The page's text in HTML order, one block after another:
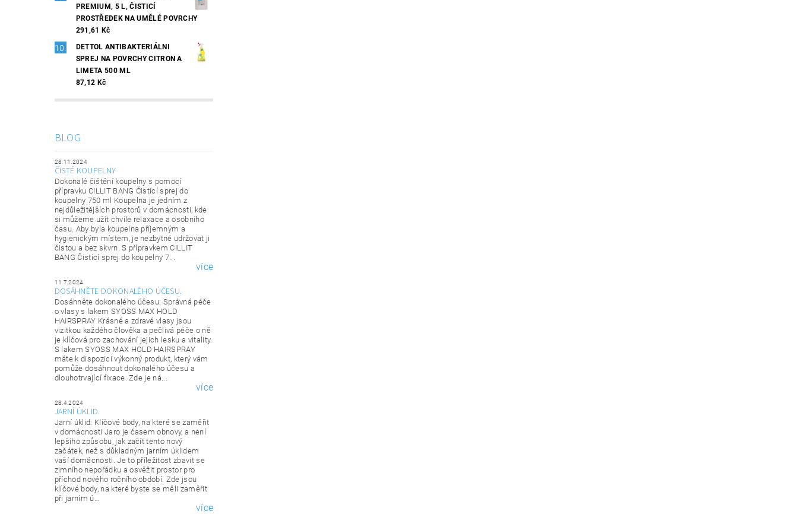
PREMIUM, 5 L, ČISTICÍ
PROSTŘEDEK NA UMĚLÉ POVRCHY
291,61 Kč
DETTOL ANTIBAKTERIÁLNI
SPREJ NA POVRCHY CITRON A
LIMETA 500 ML
87,12 Kč
BLOG
28.11.2024
ČISTÉ KOUPELNY
Dokonalé čištění koupelny s pomocí
přípravku CILLIT BANG Čistící sprej do
koupelny 750 ml Koupelna je jedním z
nejdůležitějších prostorů v domácnosti, kde
si můžeme užít chvíle relaxace a osobního
času. Aby byla koupelna příjemným a
hygienickým místem, je nezbytné udržovat ji
čistou a bez skvrn. S přípravkem CILLIT
BANG Čistící sprej do koupelny 7...
více
11.7.2024
DOSÁHNĚTE DOKONALÉHO ÚČESU.
Dosáhněte dokonalého účesu: Správná péče
o vlasy s lakem SYOSS MAX HOLD
HAIRSPRAY Krásné a zdravé vlasy jsou
vizitkou každého člověka a pečlivá péče o ně
je klíčová pro zachování jejich lesku a vitality.
S lakem SYOSS MAX HOLD HAIRSPRAY
máte k dispozici výkonný produkt, který vám
pomůže dosáhnout dokonalého účesu a
dlouhotrvající fixace. Zde je ná...
více
28.4.2024
JARNÍ ÚKLID.
Jarní úklid: Klíčové body, na které se zaměřit
v domácnosti Jaro je časem obnovy, a není
lepšího způsobu, jak začít tento nový
začátek, než s důkladným jarním úklidem
vaší domácnosti. Je to příležitost zbavit se
zimního nepořádku a osvěžit prostor pro
příchod nového ročního období. Zde jsou
klíčové body, na které byste se měli zaměřit
při jarním ú...
více